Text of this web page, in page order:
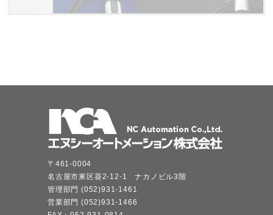
〒461-0004
名古屋市東区葵2-12-1 ナカノビル3階
管理部門 (052)931-1461
営業部門 (052)931-1466